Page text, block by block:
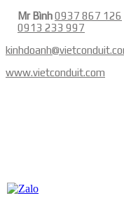
Mr Bình0937 867 126
0913 233 997
www.vietconduit.com